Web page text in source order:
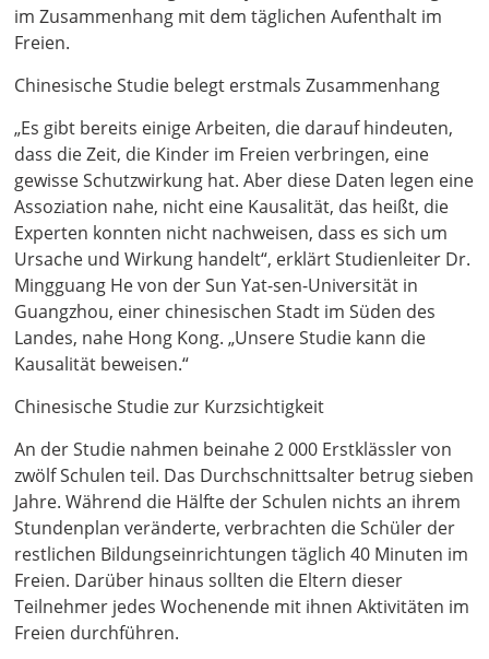
im Zusammenhang mit dem täglichen Aufenthalt im
Freien.
Chinesische Studie belegt erstmals Zusammenhang
„Es gibt bereits einige Arbeiten, die darauf hindeuten,
dass die Zeit, die Kinder im Freien verbringen, eine
gewisse Schutzwirkung hat. Aber diese Daten legen eine
Assoziation nahe, nicht eine Kausalität, das heißt, die
Experten konnten nicht nachweisen, dass es sich um
Ursache und Wirkung handelt“, erklärt Studienleiter Dr.
Mingguang He von der Sun Yat-sen-Universität in
Guangzhou, einer chinesischen Stadt im Süden des
Landes, nahe Hong Kong. „Unsere Studie kann die
Kausalität beweisen.“
Chinesische Studie zur Kurzsichtigkeit
An der Studie nahmen beinahe 2 000 Erstklässler von
zwölf Schulen teil. Das Durchschnittsalter betrug sieben
Jahre. Während die Hälfte der Schulen nichts an ihrem
Stundenplan veränderte, verbrachten die Schüler der
restlichen Bildungseinrichtungen täglich 40 Minuten im
Freien. Darüber hinaus sollten die Eltern dieser
Teilnehmer jedes Wochenende mit ihnen Aktivitäten im
Freien durchführen.